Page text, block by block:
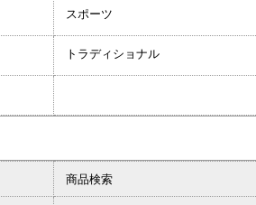
スポーツ
トラディショナル
商品検索